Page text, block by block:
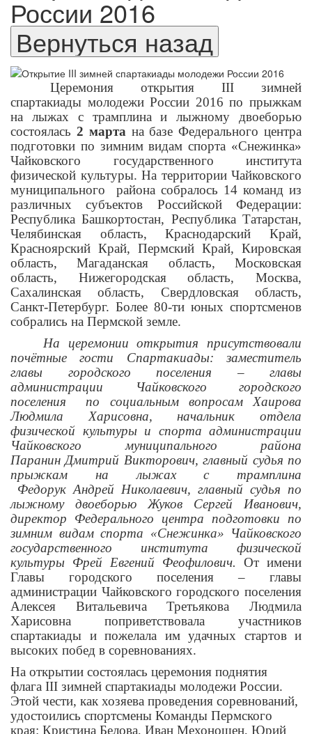
России 2016
Церемония открытия III зимней
спартакиады молодежи России 2016 по прыжкам
на лыжах с трамплина и лыжному двоеборью
состоялась 2 марта на базе Федерального центра
подготовки по зимним видам спорта «Снежинка»
Чайковского государственного института
физической культуры. На территории Чайковского
муниципального района собралось 14 команд из
различных субъектов Российской Федерации:
Республика Башкортостан, Республика Татарстан,
Челябинская область, Краснодарский Край,
Красноярский Край, Пермский Край, Кировская
область, Магаданская область, Московская
область, Нижегородская область, Москва,
Сахалинская область, Свердловская область,
Санкт-Петербург. Более 80-ти юных спортсменов
собрались на Пермской земле.
На церемонии открытия присутствовали
почётные гости Спартакиады: заместитель
главы городского поселения – главы
администрации Чайковского городского
поселения по социальным вопросам Хаирова
Людмила Харисовна, начальник отдела
физической культуры и спорта администрации
Чайковского муниципального района
Паранин Дмитрий Викторович, главный судья по
прыжкам на лыжах с трамплина
Федорук Андрей Николаевич, главный судья по
лыжному двоеборью Жуков Сергей Иванович,
директор Федерального центра подготовки по
зимним видам спорта «Снежинка» Чайковского
государственного института физической
культуры Фрей Евгений Феофилович. От имени
Главы городского поселения – главы
администрации Чайковского городского поселения
Алексея Витальевича Третьякова Людмила
Харисовна поприветствовала участников
спартакиады и пожелала им удачных стартов и
высоких побед в соревнованиях.
На открытии состоялась церемония поднятия
флага III зимней спартакиады молодежи России.
Этой чести, как хозяева проведения соревнований,
удостоились спортсмены Команды Пермского
края: Кристина Белова, Иван Мехоношен, Юрий